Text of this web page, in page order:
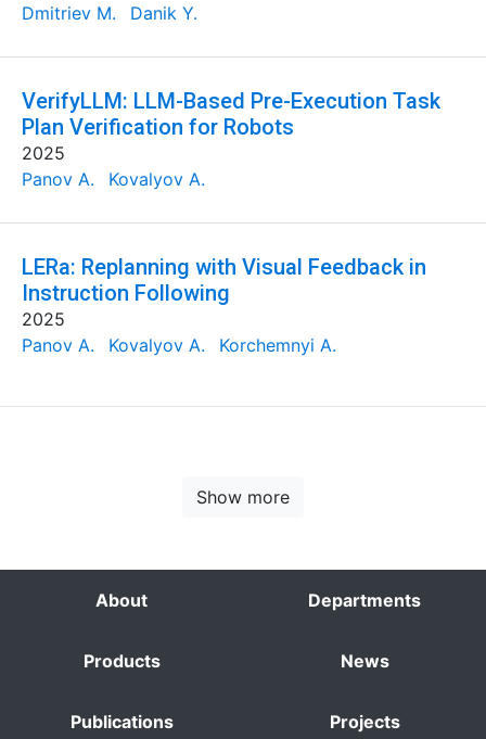
Dmitriev M.
Danik Y.
VerifyLLM: LLM-Based Pre-Execution Task
Plan Verification for Robots
2025
Panov A.
Kovalyov A.
LERa: Replanning with Visual Feedback in
Instruction Following
2025
Panov A.
Kovalyov A. Korchemnyi A.
Show more
About Departments
Products News
Publications Projects